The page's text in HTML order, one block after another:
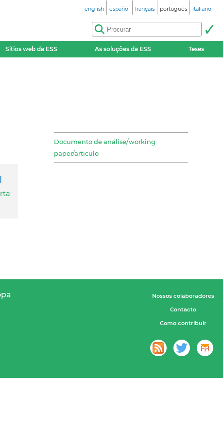
english español français português italiano
Sitios web da ESS As soluções da ESS Teses
Documento de análise/working
paper/articulo
Nossos colaboradores
Contacto
Como contribuir